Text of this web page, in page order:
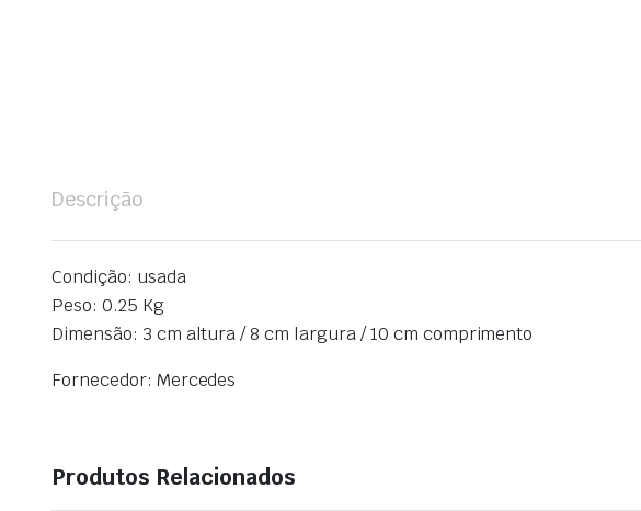
Descrição
Condição: usada
Peso: 0.25 Kg
Dimensão: 3 cm altura / 8 cm largura / 10 cm comprimento
Fornecedor: Mercedes
Produtos Relacionados